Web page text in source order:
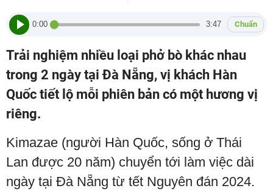
0:00 3:47 Chuẩn
Trải nghiệm nhiều loại phở bò khác nhau
trong 2 ngày tại Đà Nẵng, vị khách Hàn
Quốc tiết lộ mỗi phiên bản có một hương vị
riêng.
Kimazae (người Hàn Quốc, sống ở Thái
Lan được 20 năm) chuyển tới làm việc dài
ngày tại Đà Nẵng từ tết Nguyên đán 2024.